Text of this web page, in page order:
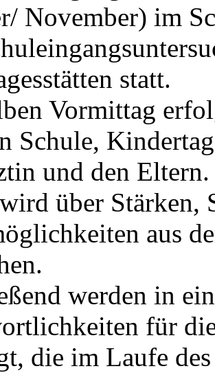
November) im
statt.
Vormittag
Schule,
und den Eltern.
über Stärken,
aus
werden in
für
die im Laufe